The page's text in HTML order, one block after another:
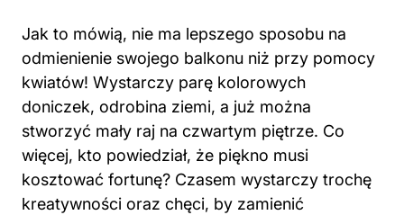
Jak to mówią, nie ma lepszego sposobu na
odmienienie swojego balkonu niż przy pomocy
kwiatów! Wystarczy parę kolorowych
doniczek, odrobina ziemi, a już można
stworzyć mały raj na czwartym piętrze. Co
więcej, kto powiedział, że piękno musi
kosztować fortunę? Czasem wystarczy trochę
kreatywności oraz chęci, by zamienić